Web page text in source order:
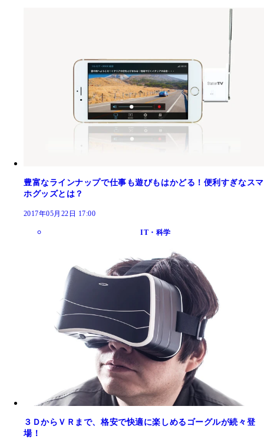
豊富なラインナップで仕事も遊びもはかどる！便利すぎなスマ
ホグッズとは？
2017年05月22日 17:00
IT・科学
３ＤからＶＲまで、格安で快適に楽しめるゴーグルが続々登
場！